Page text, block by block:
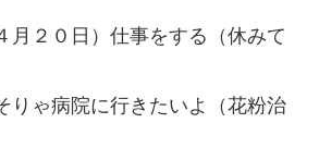
月２０日）仕事をする（休みて
りゃ病院に行きたいよ（花粉治